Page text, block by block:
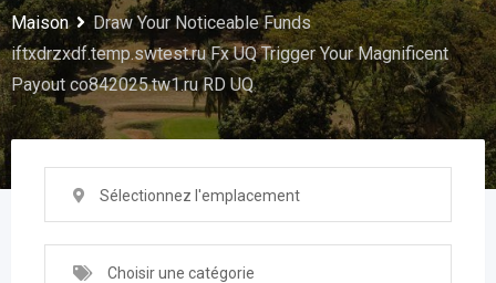
Maison
Draw Your Noticeable Funds
iftxdrzxdf.temp.swtest.ru Fx UQ Trigger Your Magnificent
Payout co842025.tw1.ru RD UQ
Sélectionnez l'emplacement
Choisir une catégorie